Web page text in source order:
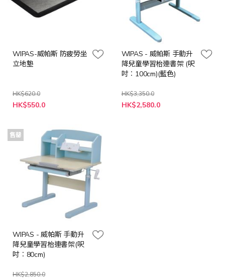
WIPAS-威帕斯 防疲勞坐
立地墊
HK$620.0
特
殊
HK$550.0
WIPAS - 威帕斯 手動升
降兒童學習枱連書架 (呎
吋︰100cm)(藍色)
HK$3,350.0
HK$2,580.0
售罄
WIPAS - 威帕斯 手動升
降兒童學習枱連書架(呎
吋︰80cm)
HK$2,850.0